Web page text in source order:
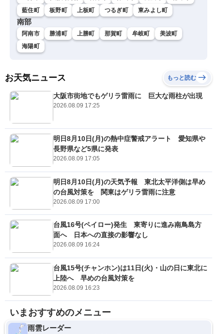
藍住町
板野町 上板町 つるぎ町 東みよし町
南部
阿南市 勝浦町 上勝町 那賀町 牟岐町
美波町
海陽町
お天気ニュース もっと読む
大阪市街地でもゲリラ雷雨に 巨大な雨柱が出現
2026.08.09 17:25
明日8月10日(月)の熱中症警戒アラート 愛知県や
長野県など5県に発表
2026.08.09 17:05
明日8月10日(月)の天気予報 東北太平洋側は早め
の台風対策を 関東はゲリラ雷雨に注意
2026.08.09 17:00
台風16号(ペイロー)発生 東寄りに進み南鳥島方
面へ 日本への直接の影響なし
2026.08.09 16:24
台風15号(チャンホン)は11日(火)・山の日に東北に
上陸へ 早めの台風対策を
2026.08.09 16:23
いまおすすめのメニュー
雨雲レーダー